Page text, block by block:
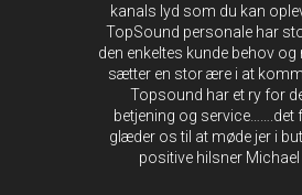
kanals lyd som du kan
TopSound personale har
den enkeltes kunde behov
sætter en stor ære i at
Topsound har et ry for
betjening og service…….det
glæder os til at møde jer i
positive hilsner